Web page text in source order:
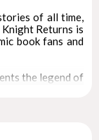
of all time,
Returns is
book fans and
the legend of